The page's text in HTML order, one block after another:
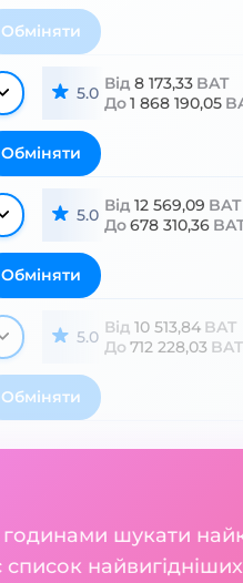
Обміняти
5.0 Від 8 173,33 BAT
До1 868 190,05
Обміняти
5.0 Від 12 569,09 BAT
До678 310,36
Обміняти
5.0 Від 10 513,84 BAT
До 712 228,03 BAT
Обміняти
годинами шукати
список